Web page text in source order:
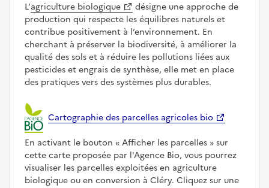
L’agriculture biologique
désigne une approche de
production qui respecte les équilibres naturels et
contribue positivement à l’environnement. En
cherchant à préserver la biodiversité, à améliorer la
qualité des sols et à réduire les pollutions liées aux
pesticides et engrais de synthèse, elle met en place
des pratiques vers des systèmes plus durables.
Cartographie des parcelles agricoles bio
En activant le bouton Afficher les parcelles
sur
cette carte proposée par l'Agence Bio, vous pourrez
visualiser les parcelles exploitées en agriculture
biologique ou en conversion à Cléry. Cliquez sur une